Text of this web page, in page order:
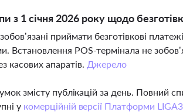
1 січня 2026 року щодо
приймати безготівкові
Встановлення POS-термінала не
касових апаратів. Джерело
змісту публікацій за день. Повний
у комерційній версії Платформи